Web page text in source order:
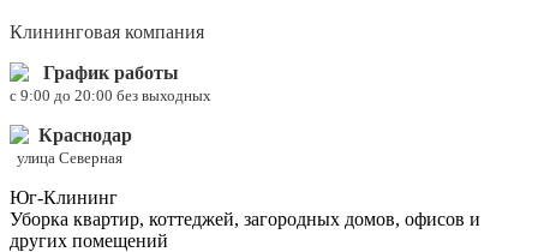
Клининговая компания
График работы
c 9:00 до 20:00 без выходных
Краснодар
улица Северная
Юг-Клининг
Уборка квартир, коттеджей, загородных домов, офисов и
других помещений